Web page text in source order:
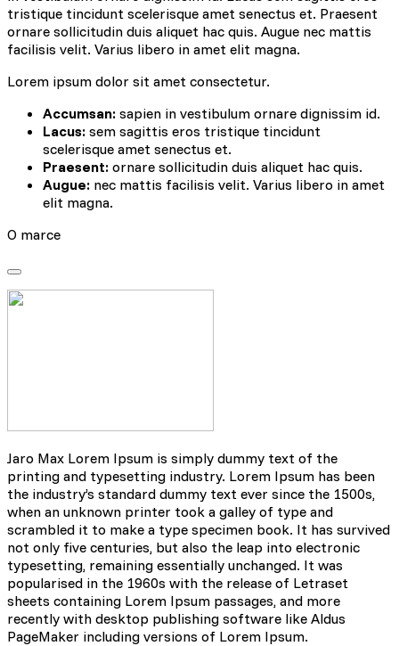
tristique tincidunt scelerisque amet senectus et. Praesent
ornare sollicitudin duis aliquet hac quis. Augue nec mattis
facilisis velit. Varius libero in amet elit magna.
Lorem ipsum dolor sit amet consectetur.
Accumsan: sapien in vestibulum ornare dignissim id.
Lacus: sem sagittis eros tristique tincidunt
scelerisque amet senectus et.
Praesent: ornare sollicitudin duis aliquet hac quis.
Augue: nec mattis facilisis velit. Varius libero in amet
elit magna.
O marce
Jaro Max Lorem Ipsum is simply dummy text of the
printing and typesetting industry. Lorem Ipsum has been
the industry’s standard dummy text ever since the 1500s,
when an unknown printer took a galley of type and
scrambled it to make a type specimen book. It has survived
not only five centuries, but also the leap into electronic
typesetting, remaining essentially unchanged. It was
popularised in the 1960s with the release of Letraset
sheets containing Lorem Ipsum passages, and more
recently with desktop publishing software like Aldus
PageMaker including versions of Lorem Ipsum.